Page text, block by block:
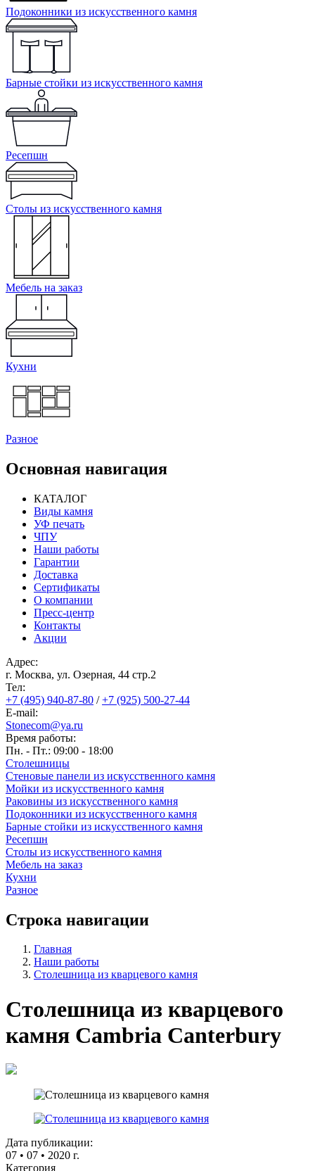
Подоконники из искусственного камня
Барные стойки из искусственного камня
Ресепшн
Cтолы из искусственного камня
Мебель на заказ
Кухни
Разное
Основная навигация
КАТАЛОГ
Виды камня
УФ печать
ЧПУ
Наши работы
Гарантии
Доставка
Сертификаты
О компании
Пресс-центр
Контакты
Акции
Адрес:
г. Москва, ул. Озерная, 44 cтр.2
Тел:
+7 (495) 940-87-80 /+7 (925) 500-27-44
E-mail:
Stonecom@ya.ru
Время работы:
Пн. - Пт.: 09:00 - 18:00
Столешницы
Стеновые панели из искусственного камня
Мойки из искусственного камня
Раковины из искусственного камня
Подоконники из искусственного камня
Барные стойки из искусственного камня
Ресепшн
Cтолы из искусственного камня
Мебель на заказ
Кухни
Разное
Строка навигации
Главная
Наши работы
Столешница из кварцевого камня
Столешница из кварцевого
камня Cambria Canterbury
Дата публикации:
07 • 07 • 2020 г.
Категория